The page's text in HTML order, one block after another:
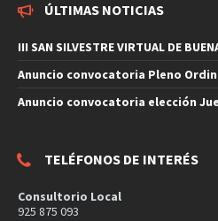
ÚLTIMAS NOTICIAS
III SAN SILVESTRE VIRTUAL DE
Anuncio convocatoria Pleno
Anuncio convocatoria elección
TELÉFONOS DE INTERÉS
Consultorio Local
925 875 093